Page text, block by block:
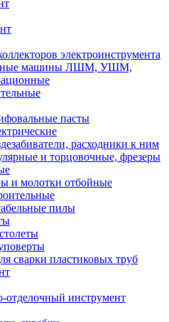
электроинструмента
машины ЛШМ, УШМ,
пасты
расходники к ним
и торцовочные, фрезеры
и молотки отбойные
пилы
сварки пластиковых труб
отделочный инструмент